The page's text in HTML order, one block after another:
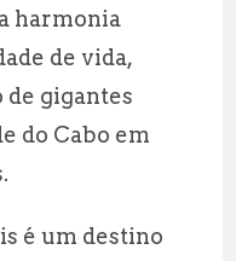
harmonia
de vida,
de gigantes
do Cabo em
é um destino